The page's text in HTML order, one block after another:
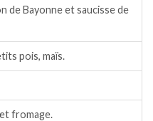
de Bayonne et saucisse de
pois, maïs.
fromage.